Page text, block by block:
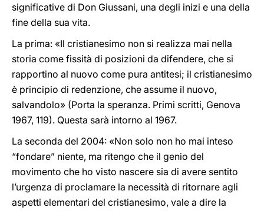
significative di Don Giussani, una degli inizi e una della
fine della sua vita.
La prima: «Il cristianesimo non si realizza mai nella
storia come fissità di posizioni da difendere, che si
rapportino al nuovo come pura antitesi; il cristianesimo
è principio di redenzione, che assume il nuovo,
salvandolo» (Porta la speranza. Primi scritti, Genova
1967, 119). Questa sarà intorno al 1967.
La seconda del 2004: «Non solo non ho mai inteso
“fondare” niente, ma ritengo che il genio del
movimento che ho visto nascere sia di avere sentito
l’urgenza di proclamare la necessità di ritornare agli
aspetti elementari del cristianesimo, vale a dire la